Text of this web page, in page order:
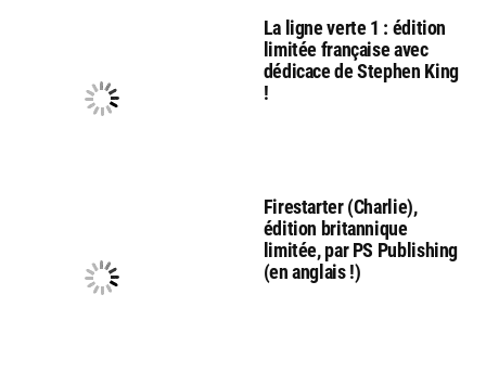
La ligne verte 1 : édition
limitée française avec
dédicace de Stephen King
!
Firestarter (Charlie),
édition britannique
limitée, par PS Publishing
(en anglais !)